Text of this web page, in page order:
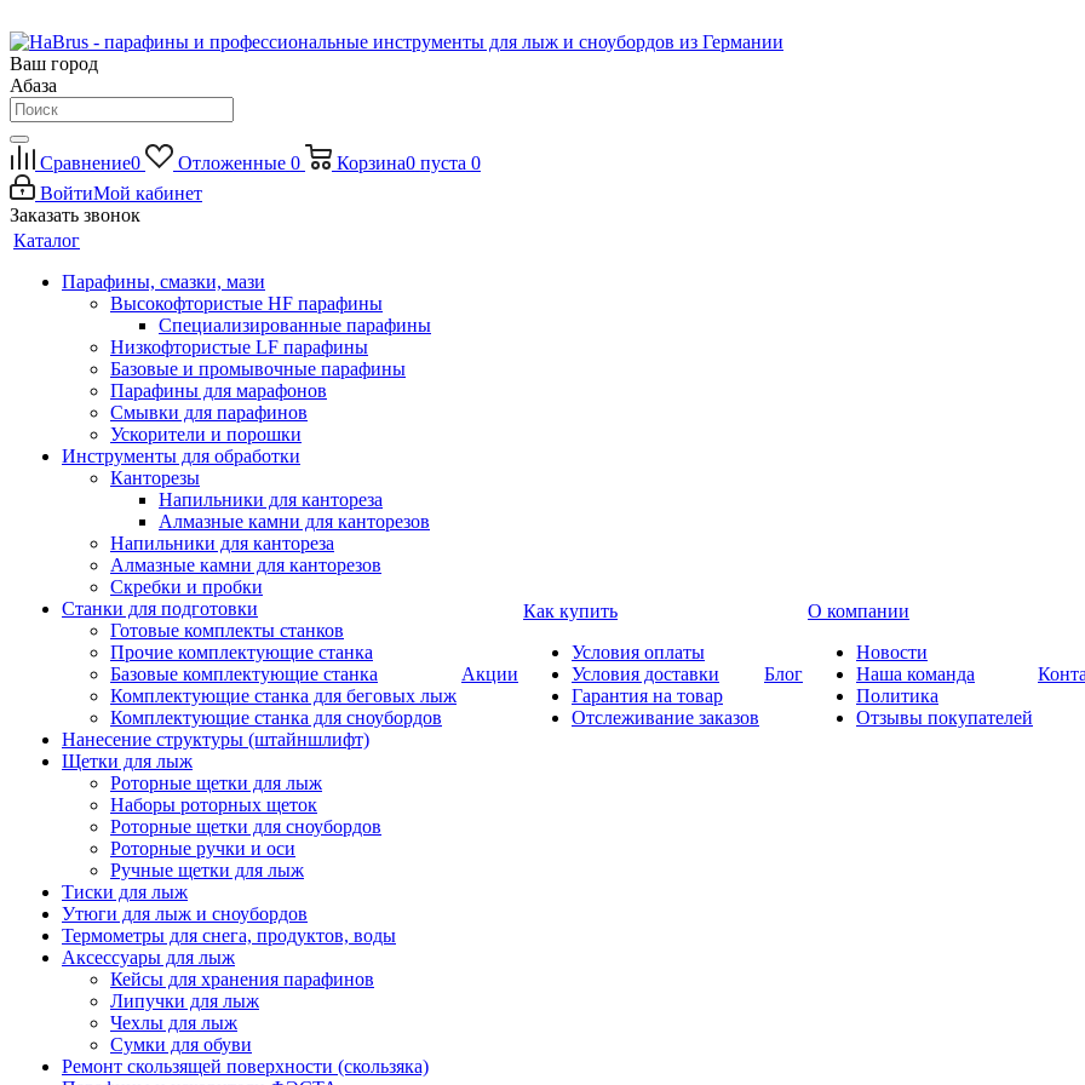
Ваш город
Абаза
Сравнение0 Отложенные 0 Корзина0 пуста 0
ВойтиМой кабинет
Заказать звонок
Каталог
Парафины, смазки, мази
Высокофтористые HF парафины
Специализированные парафины
Низкофтористые LF парафины
Базовые и промывочные парафины
Парафины для марафонов
Смывки для парафинов
Ускорители и порошки
Инструменты для обработки
Канторезы
Напильники для кантореза
Алмазные камни для канторезов
Напильники для кантореза
Алмазные камни для канторезов
Скребки и пробки
Станки для подготовки
Готовые комплекты станков
Прочие комплектующие станка
Базовые комплектующие станка
Комплектующие станка для беговых лыж
Комплектующие станка для сноубордов
Нанесение структуры (штайншлифт)
Щетки для лыж
Роторные щетки для лыж
Наборы роторных щеток
Роторные щетки для сноубордов
Роторные ручки и оси
Ручные щетки для лыж
Тиски для лыж
Утюги для лыж и сноубордов
Термометры для снега, продуктов, воды
Аксессуары для лыж
Кейсы для хранения парафинов
Липучки для лыж
Чехлы для лыж
Сумки для обуви
Ремонт скользящей поверхности (скользяка)
Акции
Как купить
Условия оплаты
Условия доставки
Гарантия на товар
Отслеживание заказов
Блог
О компании
Новости
Наша команда
Политика
Отзывы покупателей